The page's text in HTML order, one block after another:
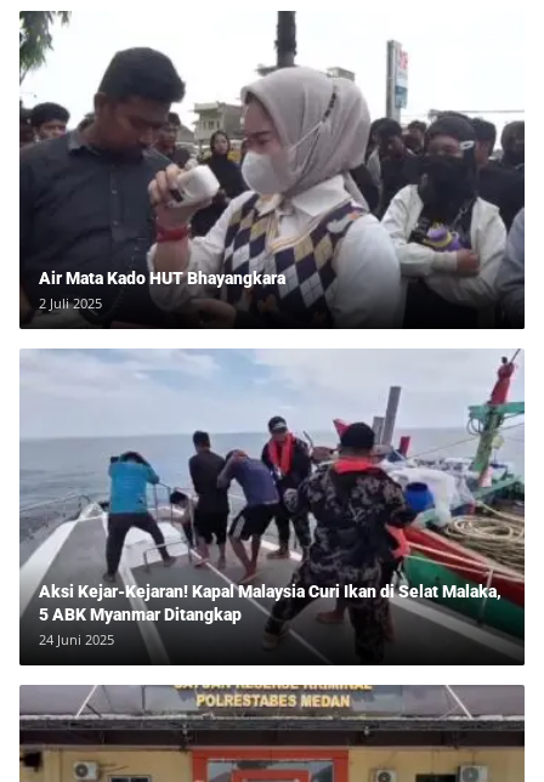
Air Mata Kado HUT Bhayangkara
2 Juli 2025
Aksi Kejar-Kejaran! Kapal Malaysia Curi Ikan di Selat Malaka,
5 ABK Myanmar Ditangkap
24 Juni 2025